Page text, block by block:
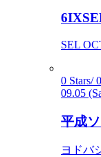
SEL
0 Stars/
09.05
平成
ヨドバ